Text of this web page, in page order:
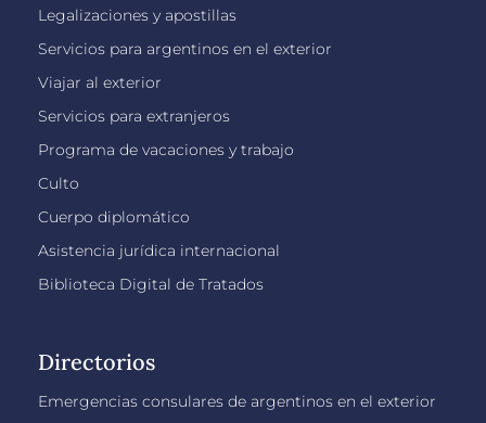
Legalizaciones y apostillas
Servicios para argentinos en el exterior
Viajar al exterior
Servicios para extranjeros
Programa de vacaciones y trabajo
Culto
Cuerpo diplomático
Asistencia jurídica internacional
Biblioteca Digital de Tratados
Directorios
Emergencias consulares de argentinos en el exterior